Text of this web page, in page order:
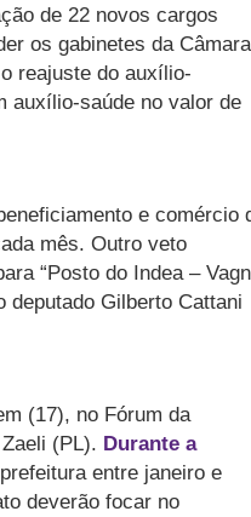
de 22 novos cargos
os gabinetes da
reajuste do auxílio-
auxílio-saúde no valor de
e comércio
mês. Outro veto
“Posto do Indea –
deputado Gilberto Cattani
(17), no Fórum da
(PL). Durante a
entre janeiro e
deverão focar no